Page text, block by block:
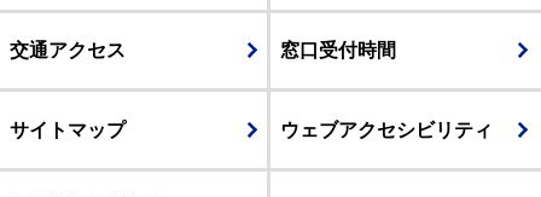
交通アクセス 窓口受付時間
サイトマップ ウェブアクセシビリティ